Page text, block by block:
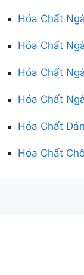
Hóa Chất
Hóa Chất
Hóa Chất
Hóa Chất
Hóa Chất
Hóa Chất